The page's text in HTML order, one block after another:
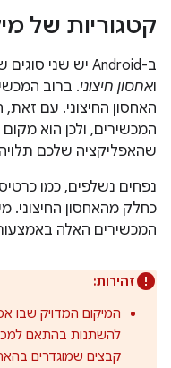
קטגוריות של
ב-Android יש שני סוגים של מיקומי אחסון פיזיים:
ואחסון חיצוני. ברוב
האחסון החיצוני. עם זאת,
המכשירים, ולכן הוא מקום
שהאפליקציה שלכם
המכשירים האלה
זהירות:
המיקום המדויק שבו
להשתנות בהתאם
קבצים שמוגדרים